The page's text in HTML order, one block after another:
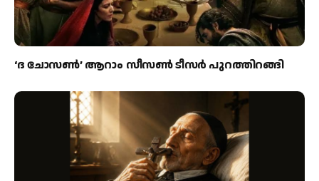
‘ദ ചോസൺ’ ആറാം സീസൺ ടീസർ പുറത്തിറങ്ങി